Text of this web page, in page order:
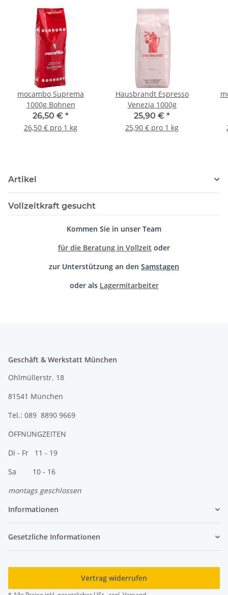
mocambo Suprema
1000g Bohnen
26,50 € *
26,50 € pro 1 kg
Hausbrandt Espresso
Venezia 1000g
25,90 € *
25,90 € pro 1 kg
Artikel
Vollzeitkraft gesucht
Kommen Sie in unser Team
für die Beratung in Vollzeit oder
zur Unterstützung an den Samstagen
oder als Lagermitarbeiter
Geschäft & Werkstatt München
Ohlmüllerstr. 18
81541 München
Tel.: 089 8890 9669
ÖFFNUNGZEITEN
Di - Fr 11 - 19
Sa 10 - 16
montags geschlossen
Informationen
Gesetzliche Informationen
Vertrag widerrufen